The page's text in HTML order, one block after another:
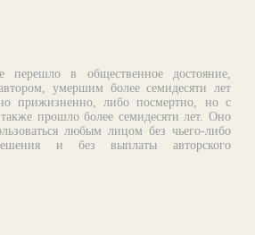
перешло в общественное достояние,
умершим более семидесяти лет
прижизненно, либо посмертно, но с
прошло более семидесяти лет. Оно
любым лицом без чьего-либо
и без выплаты авторского